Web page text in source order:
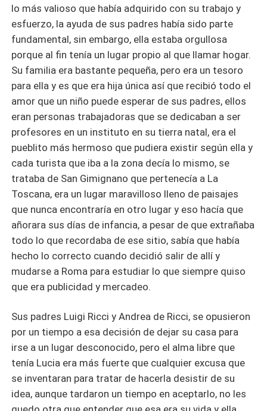
lo más valioso que había adquirido con su trabajo y
esfuerzo, la ayuda de sus padres había sido parte
fundamental, sin embargo, ella estaba orgullosa
porque al fin tenía un lugar propio al que llamar hogar.
Su familia era bastante pequeña, pero era un tesoro
para ella y es que era hija única así que recibió todo el
amor que un niño puede esperar de sus padres, ellos
eran personas trabajadoras que se dedicaban a ser
profesores en un instituto en su tierra natal, era el
pueblito más hermoso que pudiera existir según ella y
cada turista que iba a la zona decía lo mismo, se
trataba de San Gimignano que pertenecía a La
Toscana, era un lugar maravilloso lleno de paisajes
que nunca encontraría en otro lugar y eso hacía que
añorara sus días de infancia, a pesar de que extrañaba
todo lo que recordaba de ese sitio, sabía que había
hecho lo correcto cuando decidió salir de allí y
mudarse a Roma para estudiar lo que siempre quiso
que era publicidad y mercadeo.
Sus padres Luigi Ricci y Andrea de Ricci, se opusieron
por un tiempo a esa decisión de dejar su casa para
irse a un lugar desconocido, pero el alma libre que
tenía Lucia era más fuerte que cualquier excusa que
se inventaran para tratar de hacerla desistir de su
idea, aunque tardaron un tiempo en aceptarlo, no les